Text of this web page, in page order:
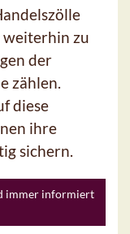
weiterhin zu
der
zählen.
diese
ihre
sichern.
immer informiert